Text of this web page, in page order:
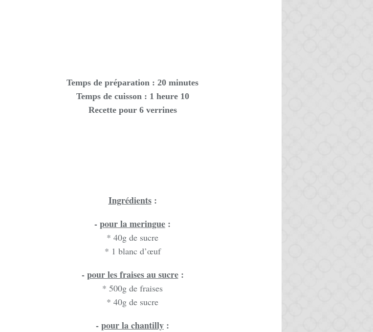
Temps de préparation : 20 minutes
Temps de cuisson : 1 heure 10
Recette pour 6 verrines
Ingrédients:
-pour la meringue :
* 40g de sucre
* 1 blanc d’œuf
-pour les fraises au sucre:
* 500g de fraises
* 40g de sucre
-pour la chantilly :